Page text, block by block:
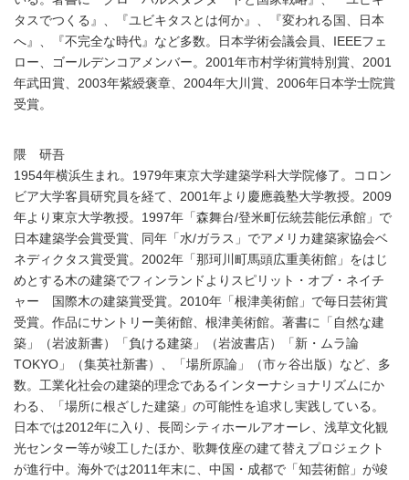
タスでつくる』、『ユビキタスとは何か』、『変われる国、日本
へ』、『不完全な時代』など多数。日本学術会議会員、IEEEフェ
ロー、ゴールデンコアメンバー。2001年市村学術賞特別賞、2001
年武田賞、2003年紫綬褒章、2004年大川賞、2006年日本学士院賞
受賞。
隈 研吾
1954年横浜生まれ。1979年東京大学建築学科大学院修了。コロン
ビア大学客員研究員を経て、2001年より慶應義塾大学教授。2009
年より東京大学教授。1997年「森舞台/登米町伝統芸能伝承館」で
日本建築学会賞受賞、同年「水/ガラス」でアメリカ建築家協会ベ
ネディクタス賞受賞。2002年「那珂川町馬頭広重美術館」をはじ
めとする木の建築でフィンランドよりスピリット・オブ・ネイチ
ャー 国際木の建築賞受賞。2010年「根津美術館」で毎日芸術賞
受賞。作品にサントリー美術館、根津美術館。著書に「自然な建
築」（岩波新書）「負ける建築」（岩波書店）「新・ムラ論
TOKYO」（集英社新書）、「場所原論」（市ヶ谷出版）など、多
数。工業化社会の建築的理念であるインターナショナリズムにか
わる、「場所に根ざした建築」の可能性を追求し実践している。
日本では2012年に入り、長岡シティホールアオーレ、浅草文化観
光センター等が竣工したほか、歌舞伎座の建て替えプロジェクト
が進行中。海外では2011年末に、中国・成都で「知芸術館」が竣